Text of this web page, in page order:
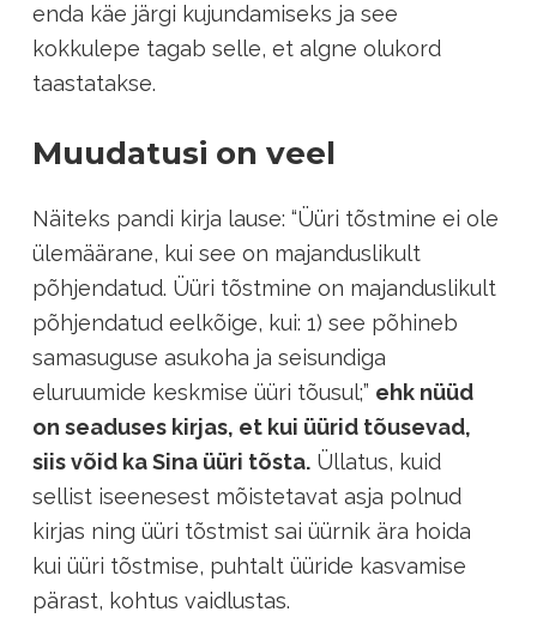
enda käe järgi kujundamiseks ja see
kokkulepe tagab selle, et algne olukord
taastatakse.
Muudatusi on veel
Näiteks pandi kirja lause: “Üüri tõstmine ei ole
ülemäärane, kui see on majanduslikult
põhjendatud. Üüri tõstmine on majanduslikult
põhjendatud eelkõige, kui: 1) see põhineb
samasuguse asukoha ja seisundiga
eluruumide keskmise üüri tõusul;” ehk nüüd
on seaduses kirjas, et kui üürid tõusevad,
siis võid ka Sina üüri tõsta. Üllatus, kuid
sellist iseenesest mõistetavat asja polnud
kirjas ning üüri tõstmist sai üürnik ära hoida
kui üüri tõstmise, puhtalt üüride kasvamise
pärast, kohtus vaidlustas.